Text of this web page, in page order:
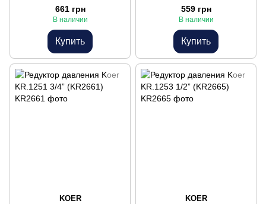
661 грн
В наличии
Купить
559 грн
В наличии
Купить
KOER
KOER